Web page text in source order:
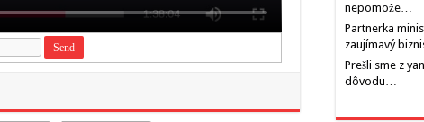
nepomože…
Partnerka
zaujímavý
Prešli sme z
dôvodu…